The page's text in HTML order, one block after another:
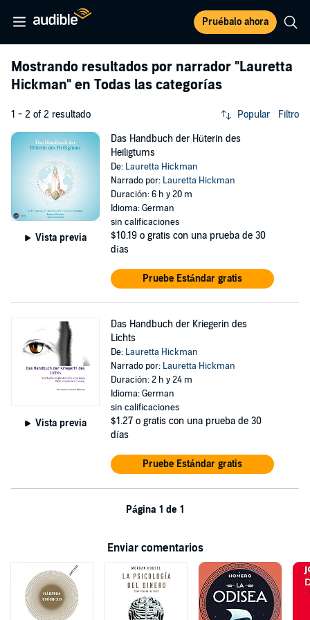
Pruébalo ahora
Mostrando resultados por narrador "Lauretta
Hickman" en Todas las categorías
1 - 2 of 2 resultado Popular Filtro
Vista previa
Das Handbuch der Hüterin des
Heiligtums
De: Lauretta Hickman
Narrado por: Lauretta Hickman
Duración: 6 h y 20 m
Idioma: German
sin calificaciones
$10.19 o gratis con una prueba de 30
días
Pruebe Estándar gratis
Vista previa
Das Handbuch der Kriegerin des
Lichts
De: Lauretta Hickman
Narrado por: Lauretta Hickman
Duración: 2 h y 24 m
Idioma: German
sin calificaciones
$1.27 o gratis con una prueba de 30
días
Pruebe Estándar gratis
Página 1 de 1
Enviar comentarios